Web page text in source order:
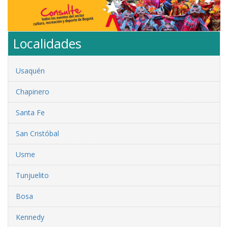
Localidades
Usaquén
Chapinero
Santa Fe
San Cristóbal
Usme
Tunjuelito
Bosa
Kennedy